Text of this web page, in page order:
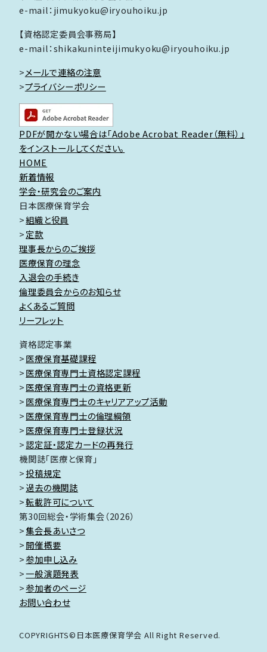
e-mail：jimukyoku@iryouhoiku.jp
【資格認定委員会事務局】
e-mail：shikakuninteijimukyoku@iryouhoiku.jp
>メールで連絡の注意
>プライバシーポリシー
PDFが開かない場合は「Adobe Acrobat Reader（無料）」
をインストールしてください。
HOME
新着情報
学会・研究会のご案内
日本医療保育学会
組織と役員
定款
理事長からのご挨拶
医療保育の理念
入退会の手続き
倫理委員会からのお知らせ
よくあるご質問
リーフレット
資格認定事業
医療保育基礎課程
医療保育専門士資格認定課程
医療保育専門士の資格更新
医療保育専門士のキャリアアップ活動
医療保育専門士の倫理綱領
医療保育専門士登録状況
認定証・認定カードの再発行
機関誌「医療と保育」
投稿規定
過去の機関誌
転載許可について
第30回総会・学術集会（2026）
集会長あいさつ
開催概要
参加申し込み
一般演題発表
参加者のページ
お問い合わせ
COPYRIGHTS©日本医療保育学会 All Right Reserved.